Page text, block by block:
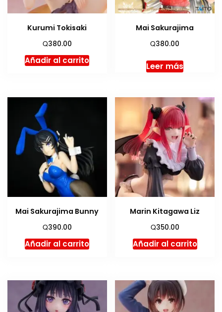
Kurumi Tokisaki
Q380.00
Añadir al carrito
Mai Sakurajima
Q380.00
Leer más
Mai Sakurajima Bunny
Q390.00
Añadir al carrito
Marin Kitagawa Liz
Q350.00
Añadir al carrito